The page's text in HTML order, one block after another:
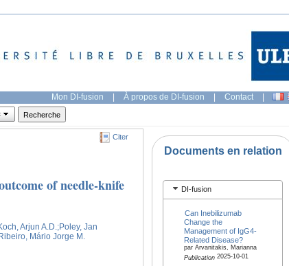
Mon DI-fusion | À propos de DI-fusion | Contact |
Citer
of needle-knife
Arjun A.D. ;Poley, Jan
Mário Jorge M.
Documents en relation
DI-fusion
Can Inebilizumab
Change the
Management of IgG4-
Related Disease?
par Arvanitakis, Marianna
Publication2025-10-01